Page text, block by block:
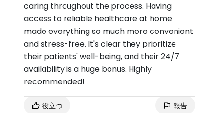
caring throughout the process. Having
access to reliable healthcare at home
made everything so much more convenient
and stress-free. It's clear they prioritize
their patients' well-being, and their 24/7
availability is a huge bonus. Highly
recommended!
役立つ 報告